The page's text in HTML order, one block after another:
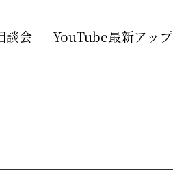
談会 YouTube最新アップ